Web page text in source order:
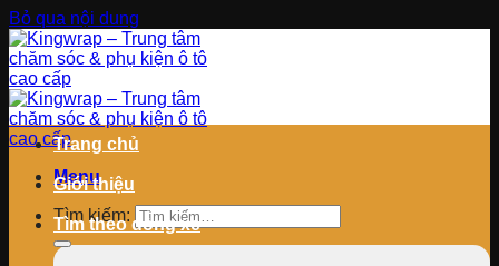
Bỏ qua nội dung
Menu
Tìm kiếm:
Trang chủ
Giới thiệu
Tìm theo dòng xe